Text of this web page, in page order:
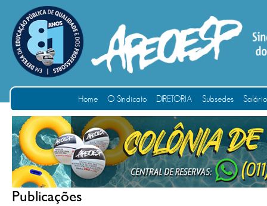
Home O Sindicato DIRETORIA Subsedes
Publicações